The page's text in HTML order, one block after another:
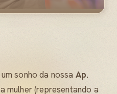
sonho da nossa Ap.
mulher (representando a